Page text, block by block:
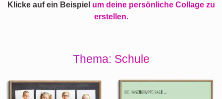
Klicke auf ein Beispiel um deine persönliche Collage zu
erstellen.
Thema: Schule